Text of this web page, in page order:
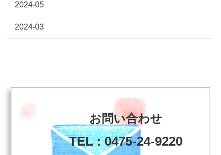
2024-05
2024-03
お問い合わせ
TEL : 0475-24-9220